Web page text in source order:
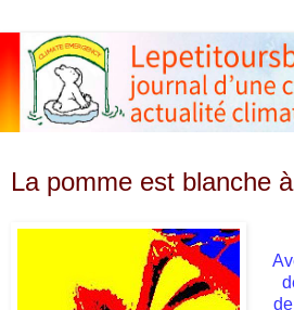
La pomme est blanche